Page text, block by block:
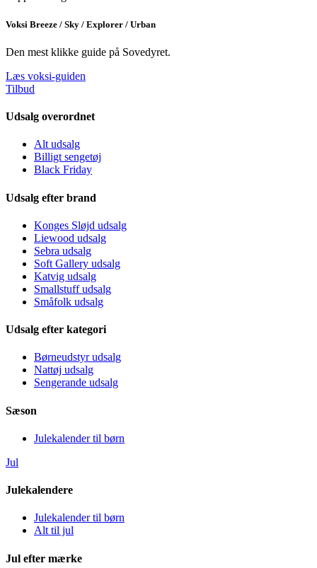
Voksi Breeze / Sky / Explorer / Urban
Den mest klikke guide på Sovedyret.
Læs voksi-guiden
Tilbud
Udsalg overordnet
Alt udsalg
Billigt sengetøj
Black Friday
Udsalg efter brand
Konges Sløjd udsalg
Liewood udsalg
Sebra udsalg
Soft Gallery udsalg
Katvig udsalg
Smallstuff udsalg
Småfolk udsalg
Udsalg efter kategori
Børneudstyr udsalg
Nattøj udsalg
Sengerande udsalg
Sæson
Julekalender til børn
Jul
Julekalendere
Julekalender til børn
Alt til jul
Jul efter mærke